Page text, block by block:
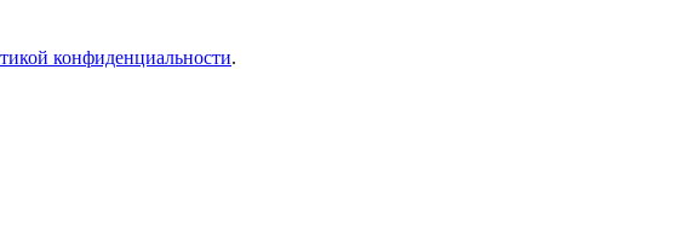
конфиденциальности.